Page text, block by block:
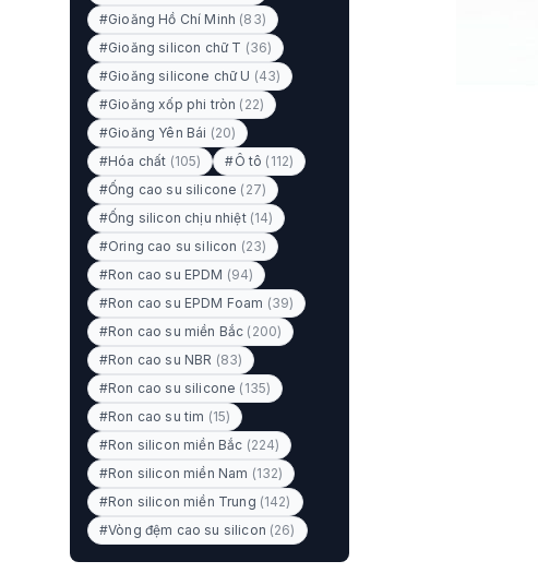
#Gioăng Hồ Chí Minh (83)
#Gioăng silicon chữ T (36)
#Gioăng silicone chữ U (43)
#Gioăng xốp phi tròn (22)
#Gioăng Yên Bái (20)
#Hóa chất (105) #Ô tô (112)
#Ống cao su silicone (27)
#Ống silicon chịu nhiệt (14)
#Oring cao su silicon (23)
#Ron cao su EPDM (94)
#Ron cao su EPDM Foam (39)
#Ron cao su miền Bắc (200)
#Ron cao su NBR (83)
#Ron cao su silicone (135)
#Ron cao su tim (15)
#Ron silicon miền Bắc (224)
#Ron silicon miền Nam (132)
#Ron silicon miền Trung (142)
#Vòng đệm cao su silicon (26)